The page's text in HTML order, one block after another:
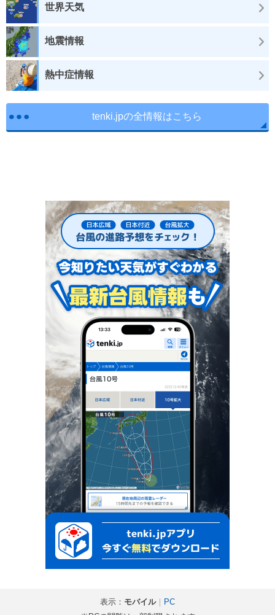
世界天気
地震情報
熱中症情報
tenki.jpの全情報はこちら
表示： モバイル｜
PC